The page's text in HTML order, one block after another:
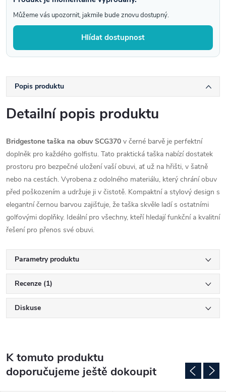
Můžeme vás upozornit, jakmile bude znovu dostupný.
Hlídat dostupnost
Popis produktu
Detailní popis produktu
Bridgestone taška na obuv SCG370 v černé barvě je perfektní
doplněk pro každého golfistu. Tato praktická taška nabízí dostatek
prostoru pro bezpečné uložení vaší obuvi, ať už na hřišti, v šatně
nebo na cestách. Vyrobena z odolného materiálu, který chrání obuv
před poškozením a udržuje ji v čistotě. Kompaktní a stylový design s
elegantní černou barvou zajišťuje, že taška skvěle ladí s ostatními
golfovými doplňky. Ideální pro všechny, kteří hledají funkční a kvalitní
řešení pro přenos své obuvi.
Parametry produktu
Recenze (1)
Diskuse
K tomuto produktu
doporučujeme ještě dokoupit